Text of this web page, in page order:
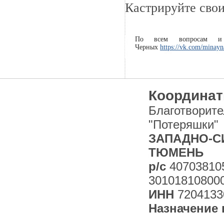
Кастрируйте
По всем вопросам и
Черных https://vk.com/
"Потеряшки"
ЗАПАДНО-
ТЮМЕНЬ
р/с
ИНН
Назначение